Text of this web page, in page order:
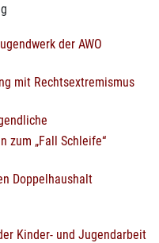
der AWO
mit Rechtsextremismus
zum „Fall Schleife“
Doppelhaushalt
Kinder- und Jugendarbeit